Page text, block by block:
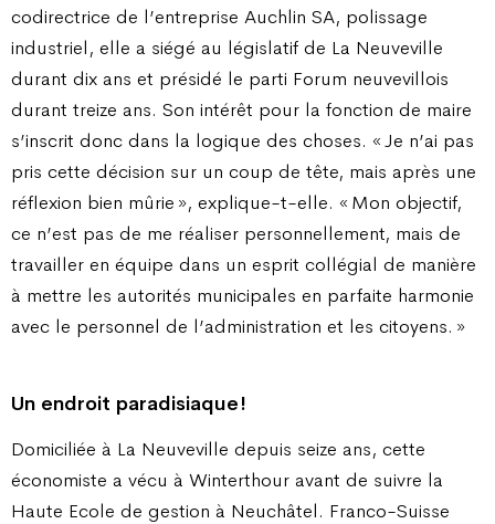
codirectrice de l’entreprise Auchlin SA, polissage
industriel, elle a siégé au législatif de La Neuveville
durant dix ans et présidé le parti Forum neuvevillois
durant treize ans. Son intérêt pour la fonction de maire
s’inscrit donc dans la logique des choses. « Je n’ai pas
pris cette décision sur un coup de tête, mais après une
réflexion bien mûrie », explique-t-elle. « Mon objectif,
ce n’est pas de me réaliser personnellement, mais de
travailler en équipe dans un esprit collégial de manière
à mettre les autorités municipales en parfaite harmonie
avec le personnel de l’administration et les citoyens. »
Un endroit paradisiaque !
Domiciliée à La Neuveville depuis seize ans, cette
économiste a vécu à Winterthour avant de suivre la
Haute Ecole de gestion à Neuchâtel. Franco-Suisse